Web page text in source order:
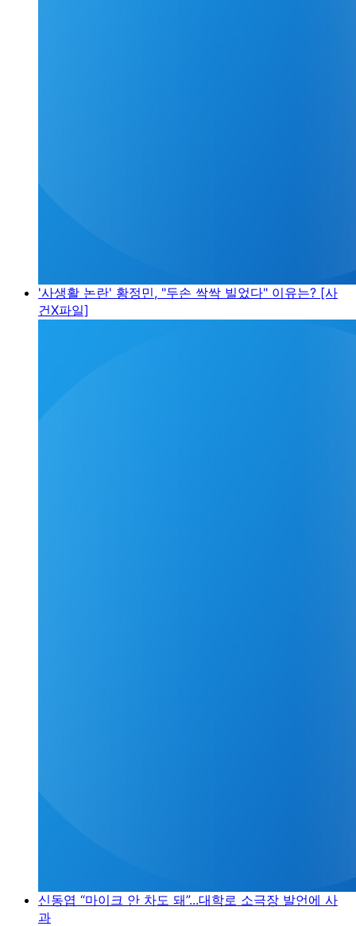
'사생활 논란' 황정민, "두손 싹싹 빌었다" 이유는? [사
건X파일]
신동엽 “마이크 안 차도 돼”...대학로 소극장 발언에 사
과